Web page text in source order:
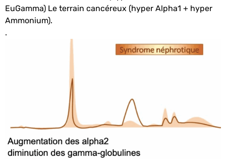
EuGamma) Le terrain cancéreux (hyper Alpha1 + hyper
Ammonium).
.